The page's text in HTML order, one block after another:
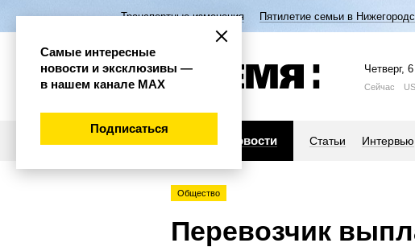
Транспортные изменения Пятилетие семьи в
Четверг, 6
Сейчас
Новости Статьи Интервью
Общество
Перевозчик
Самые интересные
новости и эксклюзивы —
в нашем канале МАХ
Подписаться